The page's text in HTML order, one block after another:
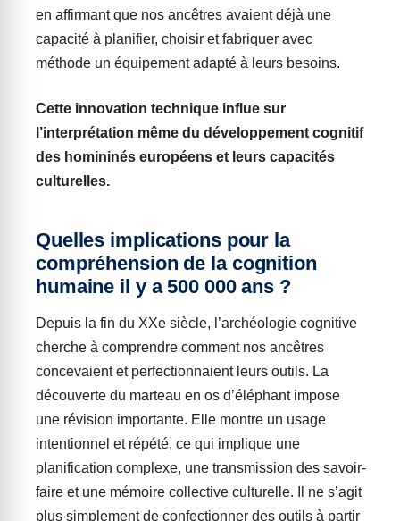
en affirmant que nos ancêtres avaient déjà une
capacité à planifier, choisir et fabriquer avec
méthode un équipement adapté à leurs besoins.
Cette innovation technique influe sur
l’interprétation même du développement cognitif
des homininés européens et leurs capacités
culturelles.
Quelles implications pour la
compréhension de la cognition
humaine il y a 500 000 ans ?
Depuis la fin du XXe siècle, l’archéologie cognitive
cherche à comprendre comment nos ancêtres
concevaient et perfectionnaient leurs outils. La
découverte du marteau en os d’éléphant impose
une révision importante. Elle montre un usage
intentionnel et répété, ce qui implique une
planification complexe, une transmission des savoir-
faire et une mémoire collective culturelle. Il ne s’agit
plus simplement de confectionner des outils à partir